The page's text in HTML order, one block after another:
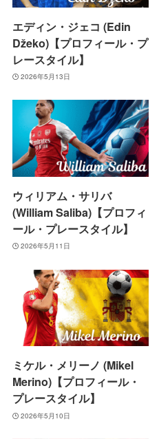
エディン・ジェコ (Edin
Džeko)【プロフィール・プ
レースタイル】
2026年5月13日
ウィリアム・サリバ
(William Saliba)【プロフィ
ール・プレースタイル】
2026年5月11日
ミケル・メリーノ (Mikel
Merino)【プロフィール・
プレースタイル】
2026年5月10日